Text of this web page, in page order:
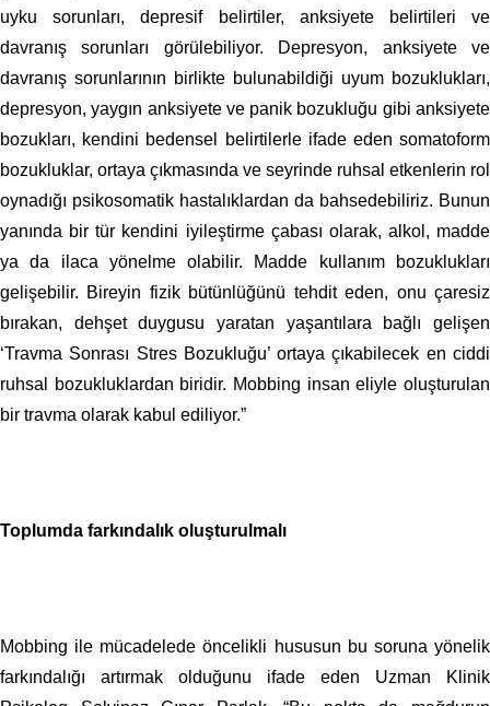
uyku sorunları, depresif belirtiler, anksiyete belirtileri ve
davranış sorunları görülebiliyor. Depresyon, anksiyete ve
davranış sorunlarının birlikte bulunabildiği uyum bozuklukları,
depresyon, yaygın anksiyete ve panik bozukluğu gibi anksiyete
bozukları, kendini bedensel belirtilerle ifade eden somatoform
bozukluklar, ortaya çıkmasında ve seyrinde ruhsal etkenlerin rol
oynadığı psikosomatik hastalıklardan da bahsedebiliriz. Bunun
yanında bir tür kendini iyileştirme çabası olarak, alkol, madde
ya da ilaca yönelme olabilir. Madde kullanım bozuklukları
gelişebilir. Bireyin fizik bütünlüğünü tehdit eden, onu çaresiz
bırakan, dehşet duygusu yaratan yaşantılara bağlı gelişen
‘Travma Sonrası Stres Bozukluğu’ ortaya çıkabilecek en ciddi
ruhsal bozukluklardan biridir. Mobbing insan eliyle oluşturulan
bir travma olarak kabul ediliyor.”
Toplumda farkındalık oluşturulmalı
Mobbing ile mücadelede öncelikli hususun bu soruna yönelik
farkındalığı artırmak olduğunu ifade eden Uzman Klinik